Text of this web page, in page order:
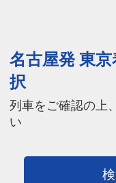
名古屋発 東
択
列車をご確認の上
い